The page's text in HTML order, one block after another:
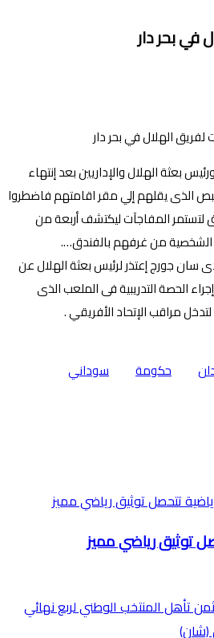
في بحر دار
بعثة الهلال والإداريين بعد إنتهاء
الذى يقلهم إلي مقر اقامتهم فاضطروا
لتستمر المفاجآت ليكتشف أربعة من
الشخصية من غرفهم بالفندق….
جورج إعتذر لرئيس بعثة الهلال عن
الحصة التدريبية فى الملعب الذى
مراقب الإتحاد الأفريقي .
حكومة سوداني
توثيق رياضي مميز